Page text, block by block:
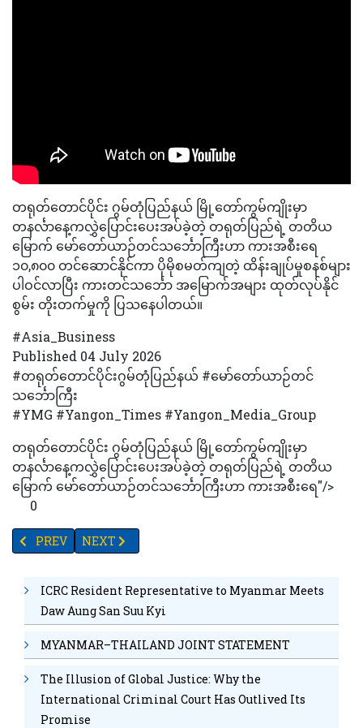
တရုတ်တောင်ပိုင်း ဂွမ်တုံပြည်နယ် မြို့တော်ကွမ်ကျိုးမှာ
တနင်္လာနေ့ကလွှဲပြောင်းပေးအပ်ခဲ့တဲ့ တရုတ်ပြည်ရဲ့ တတိယ
မြောက် မော်တော်ယာဉ်တင်သင်္ဘောကြီးဟာ ကားအစီးရေ
၁၀,၈၀၀ တင်ဆောင်နိုင်ကာ ပိုမိုစမတ်ကျတဲ့ ထိန်းချုပ်မှုစနစ်များ
ပါဝင်လာပြီး ကားတင်သင်္ဘော အမြောက်အများ ထုတ်လုပ်နိုင်
စွမ်း တိုးတက်မှုကို ပြသနေပါတယ်။
#Asia_Business
Published 04 July 2026
#တရုတ်တောင်ပိုင်းဂွမ်တုံပြည်နယ် #မော်တော်ယာဉ်တင်
သင်္ဘောကြီး
#YMG #Yangon_Times #Yangon_Media_Group
တရုတ်တောင်ပိုင်း ဂွမ်တုံပြည်နယ် မြို့တော်ကွမ်ကျိုးမှာ
တနင်္လာနေ့ကလွှဲပြောင်းပေးအပ်ခဲ့တဲ့ တရုတ်ပြည်ရဲ့ တတိယ
မြောက် မော်တော်ယာဉ်တင်သင်္ဘောကြီးဟာ ကားအစီးရေ"/>
0
PREVIOUS ARTICLE: ငါးသည်ကျန်းမာရေးနှင့်ညီညွတ်သော်လည်း
PREV NEXT ARTICLE: တေလာဆွစ်ဖ်နှင့်ထရာဗစ်ကဲလ်စ် နယူးယ
NEXT
ICRC Resident Representative to Myanmar Meets
Daw Aung San Suu Kyi
MYANMAR–THAILAND JOINT STATEMENT
The Illusion of Global Justice: Why the
International Criminal Court Has Outlived Its
Promise